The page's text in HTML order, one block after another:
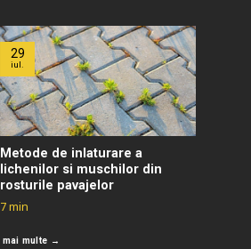
Metode de inlaturare a
lichenilor si muschilor din
rosturile pavajelor
7min
mai multe →
29
iul.